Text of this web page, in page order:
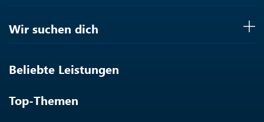
Wir suchen dich
Beliebte Leistungen
Top-Themen